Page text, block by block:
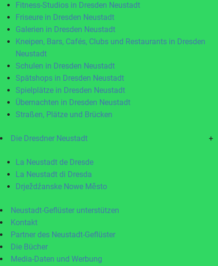
Fitness-Studios in Dresden Neustadt
Friseure in Dresden Neustadt
Galerien in Dresden Neustadt
Kneipen, Bars, Cafés, Clubs und Restaurants in Dresden
Neustadt
Schulen in Dresden Neustadt
Spätshops in Dresden Neustadt
Spielplätze in Dresden Neustadt
Übernachten in Dresden Neustadt
Straßen, Plätze und Brücken
Die Dresdner Neustadt +
La Neustadt de Dresde
La Neustadt di Dresda
Drježdźanske Nowe Město
Neustadt-Geflüster unterstützen
Kontakt
Partner des Neustadt-Geflüster
Die Bücher
Media-Daten und Werbung